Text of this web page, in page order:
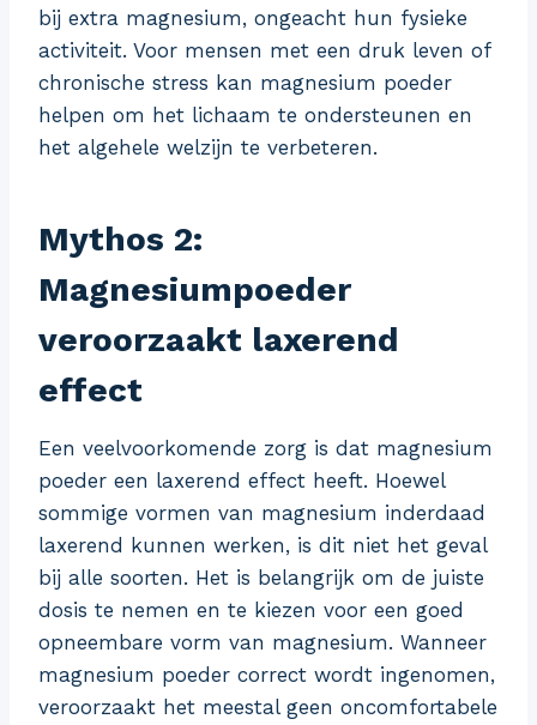
bij extra magnesium, ongeacht hun fysieke
activiteit. Voor mensen met een druk leven of
chronische stress kan magnesium poeder
helpen om het lichaam te ondersteunen en
het algehele welzijn te verbeteren.
Mythos 2:
Magnesiumpoeder
veroorzaakt laxerend
effect
Een veelvoorkomende zorg is dat magnesium
poeder een laxerend effect heeft. Hoewel
sommige vormen van magnesium inderdaad
laxerend kunnen werken, is dit niet het geval
bij alle soorten. Het is belangrijk om de juiste
dosis te nemen en te kiezen voor een goed
opneembare vorm van magnesium. Wanneer
magnesium poeder correct wordt ingenomen,
veroorzaakt het meestal geen oncomfortabele